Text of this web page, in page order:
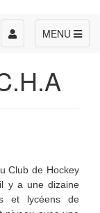
MENU
Toggle
navigation
Club de Hockey
y a une dizaine
et lycéens de